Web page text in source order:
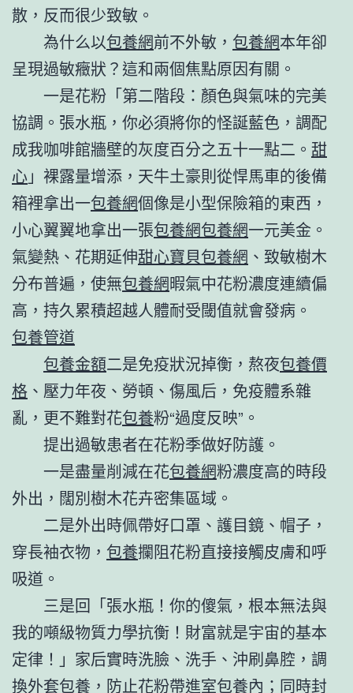
散，反而很少致敏。
為什么以包養網前不外敏， 包養網本年卻
呈現過敏癥狀？這和兩個焦點原因有關。
一是花粉「第二階段：顏色與氣味的完美
協調。張水瓶，你必須將你的怪誕藍色，調配
成我咖啡館牆壁的灰度百分之五十一點二。 甜
心 」裸露量增添，天牛土豪則從悍馬車的後備
箱裡拿出一包養網個像是小型保險箱的東西，
小心翼翼地拿出一張包養網包養網一元美金。
氣變熱、花期延伸甜心寶貝包養網 、致敏樹木
分布普遍，使無包養網暇氣中花粉濃度連續偏
高，持久累積超越人體耐受閾值就會發病。
包養管道
包養金額二是免疫狀況掉衡，熬夜包養價
格 、壓力年夜、勞頓、傷風后，免疫體系雜
亂，更不難對花包養粉“過度反映”。
提出過敏患者在花粉季做好防護。
一是盡量削減在花包養網粉濃度高的時段
外出，闊別樹木花卉密集區域。
二是外出時佩帶好口罩、護目鏡、帽子，
穿長袖衣物， 包養攔阻花粉直接接觸皮膚和呼
吸道。
三是回「張水瓶！你的傻氣，根本無法與
我的噸級物質力學抗衡！財富就是宇宙的基本
定律！」家后實時洗臉、洗手、沖刷鼻腔，調
換外套包養 ，防止花粉帶進室包養內；同時封